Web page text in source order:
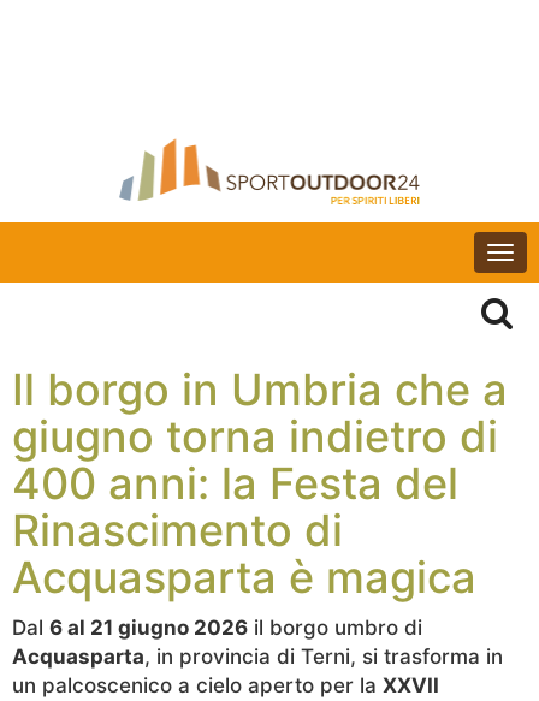
Il borgo in Umbria che a
giugno torna indietro di
400 anni: la Festa del
Rinascimento di
Acquasparta è magica
Dal 6 al 21 giugno 2026 il borgo umbro di
Acquasparta, in provincia di Terni, si trasforma in
un palcoscenico a cielo aperto per la XXVII